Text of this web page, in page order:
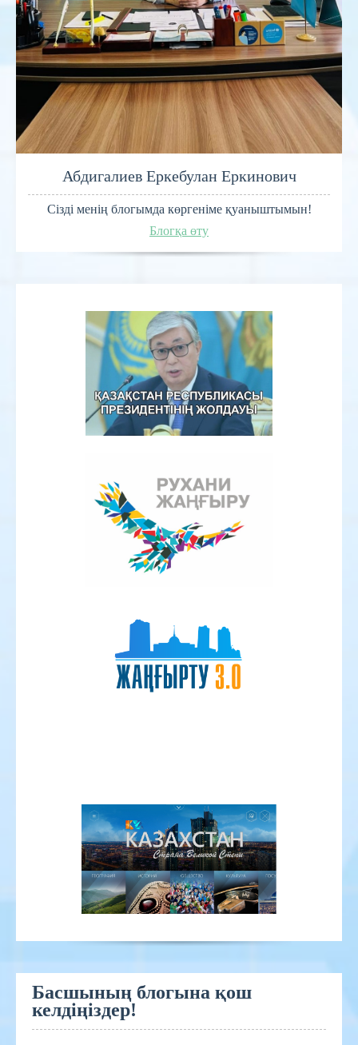
Абдигалиев Еркебулан Еркинович
Сізді менің блогымда көргеніме қуаныштымын!
Блогқа өту
Басшының блогына қош
келдіңіздер!